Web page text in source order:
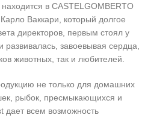
в CASTELGOMBERTO
Ваккари, который долгое
директоров, первым стоял у
завоевывая сердца,
животных, так и любителей.
не только для домашних
рыбок, пресмыкающихся и
всем возможность